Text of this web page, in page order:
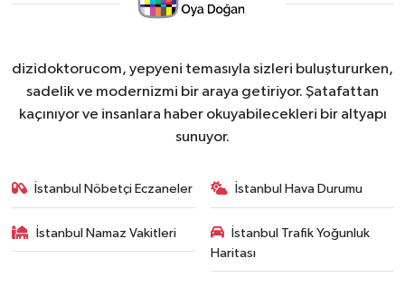
dizidoktorucom, yepyeni temasıyla sizleri buluştururken,
sadelik ve modernizmi bir araya getiriyor. Şatafattan
kaçınıyor ve insanlara haber okuyabilecekleri bir altyapı
sunuyor.
İstanbul Nöbetçi Eczaneler İstanbul Hava Durumu
İstanbul Namaz Vakitleri
İstanbul Trafik Yoğunluk
Haritası